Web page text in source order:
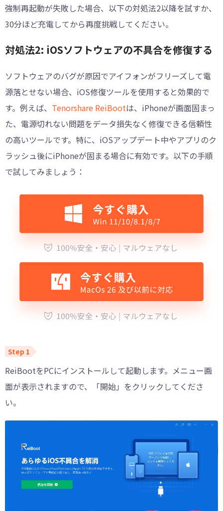
強制再起動が失敗した場合、以下の対処法2以降を試すか、
30分ほど充電してから再度挑戦してください。
対処法2: iOSソフトウェアの不具合を修復する
ソフトウェアのバグが原因でアイフォンがフリーズして電
源落とせない場合、iOS修復ツールを使用すると効果的で
す。例えば、 Tenorshare ReiBootは、iPhoneが画面固まっ
た、電源切れない問題をデータ損失なく修復できる信頼性
の高いツールです。特に、iOSアップデート中やアプリのク
ラッシュ後にiPhoneが固まる場合に有効です。以下の手順
で試してみましょう：
ReiBootをPCにインストールして起動します。メニュー画
面が表示されますので、「開始」をクリックしてくださ
い。